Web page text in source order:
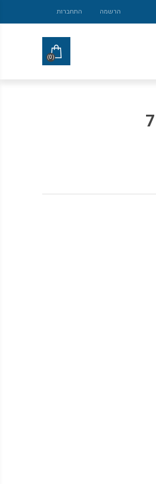
הרשמה התחברות
(0)